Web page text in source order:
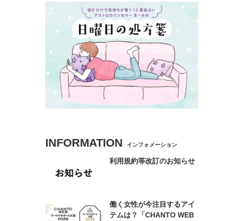
INFORMATION インフォメーション
利用規約等改訂のお知らせ
働く女性が今注目するアイ
テムは？「CHANTO WEB